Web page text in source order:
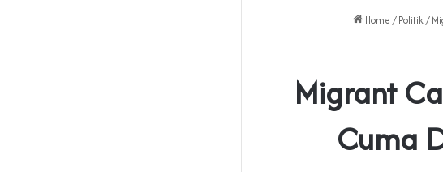
Home / Politik /
Migrant
Cuma